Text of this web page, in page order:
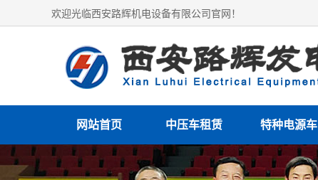
欢迎光临西安路辉机电设备有限公司官网！
网站首页 中压车租赁 特种电源车